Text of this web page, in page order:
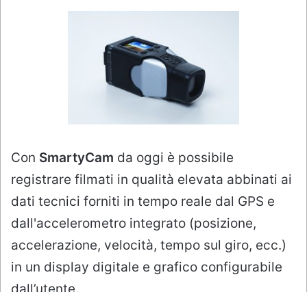
Con SmartyCam da oggi è possibile
registrare filmati in qualità elevata abbinati ai
dati tecnici forniti in tempo reale dal GPS e
dall'accelerometro integrato (posizione,
accelerazione, velocità, tempo sul giro, ecc.)
in un display digitale e grafico configurabile